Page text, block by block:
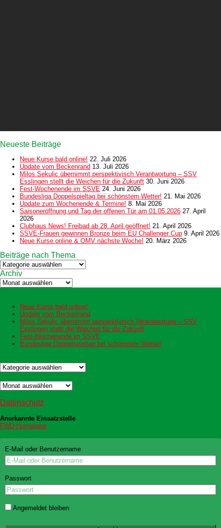
Neueste Beiträge
Neue Kurse bald online! 22. Juli 2026
Update vom Beckenrand 13. Juli 2026
Milos Sekulic übernimmt perspektivisch Verantwortung – SSV
Esslingen stellt die Weichen für die Zukunft 30. Juni 2026
Fest-Wochenende im SSVE 24. Juni 2026
Bundesliga Doppelspieltag bei schönstem Wetter! 21. Mai 2026
Update zum Wochenende & Termine! 8. Mai 2026
Saisoneröffnung und Tag der offenen Tür am 01.05.2026 27. April
2026
Clubhaus News! Freibad ab 28. April geöffnet! 21. April 2026
SSVE-Frauen gewinnen Bronze beim EU Challenger Cup 9. April 2026
Neue Kurse online & OMV nächste Woche! 20. März 2026
Beiträge nach Thema
Beiträge
nach
Thema
Archiv
Archiv
Neue Kurse bald online!
Update vom Beckenrand
Milos Sekulic übernimmt perspektivisch Verantwortung – SSV
Esslingen stellt die Weichen für die Zukunft
Fest-Wochenende im SSVE
Bundesliga Doppelspieltag bei schönstem Wetter!
Kategorien
Archiv
Datenschutz
Anerkannte Einsatzstelle
FWD-Homepage
E-Mail oder Benutzername
Passwort
Angemeldet bleiben